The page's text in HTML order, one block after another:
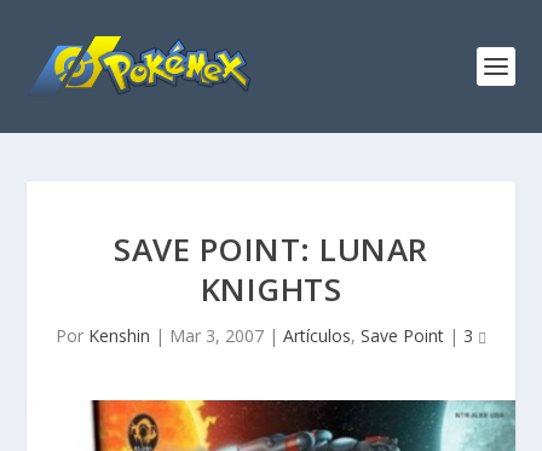
SAVE POINT: LUNAR
KNIGHTS
Por Kenshin | Mar 3, 2007 | Artículos, Save Point | 3